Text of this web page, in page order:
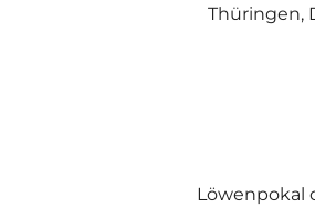
Thüringen,
Löwenpokal